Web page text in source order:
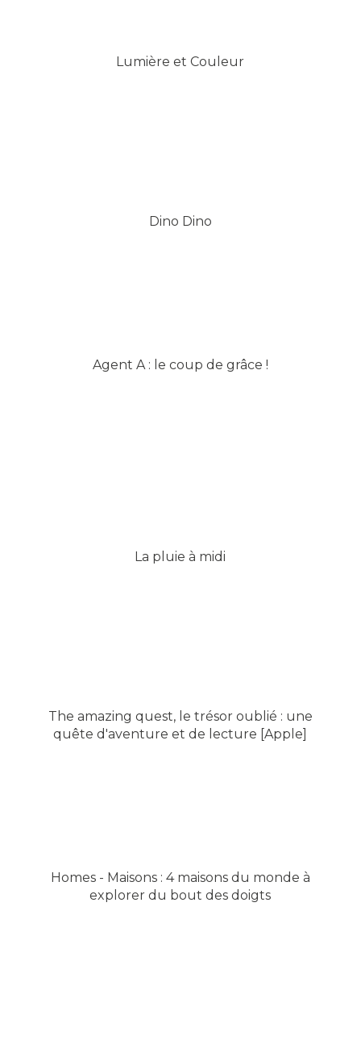
Lumière et Couleur
Dino Dino
Agent A : le coup de grâce !
La pluie à midi
The amazing quest, le trésor oublié : une
quête d'aventure et de lecture [Apple]
Homes - Maisons : 4 maisons du monde à
explorer du bout des doigts